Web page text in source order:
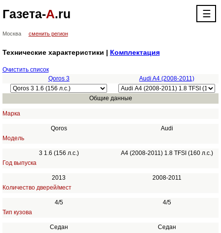
Газета-А.ru ☰
Москва сменить регион
Технические характеристики | Комплектация
Очистить список
Qoros 3
Audi A4 (2008-2011)
Общие данные
Марка
Qoros
Audi
Модель
3 1.6 (156 л.с.)
A4 (2008-2011) 1.8 TFSI (160 л.с.)
Год выпуска
2013
2008-2011
Количество дверей/мест
4/5
4/5
Тип кузова
Седан
Седан